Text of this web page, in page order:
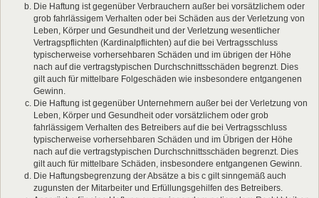
Die Haftung ist gegenüber Verbrauchern außer bei vorsätzlichem oder
grob fahrlässigem Verhalten oder bei Schäden aus der Verletzung von
Leben, Körper und Gesundheit und der Verletzung wesentlicher
Vertragspflichten (Kardinalpflichten) auf die bei Vertragsschluss
typischerweise vorhersehbaren Schäden und im übrigen der Höhe
nach auf die vertragstypischen Durchschnittsschäden begrenzt. Dies
gilt auch für mittelbare Folgeschäden wie insbesondere entgangenen
Gewinn.
Die Haftung ist gegenüber Unternehmern außer bei der Verletzung von
Leben, Körper und Gesundheit oder vorsätzlichem oder grob
fahrlässigem Verhalten des Betreibers auf die bei Vertragsschluss
typischerweise vorhersehbaren Schäden und im Übrigen der Höhe
nach auf die vertragstypischen Durchschnittsschäden begrenzt. Dies
gilt auch für mittelbare Schäden, insbesondere entgangenen Gewinn.
Die Haftungsbegrenzung der Absätze a bis c gilt sinngemäß auch
zugunsten der Mitarbeiter und Erfüllungsgehilfen des Betreibers.